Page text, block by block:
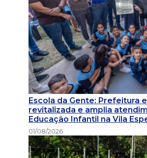
Escola da Gente: Prefeitura
revitalizada e amplia
Educação Infantil na Vila
01/08/2026